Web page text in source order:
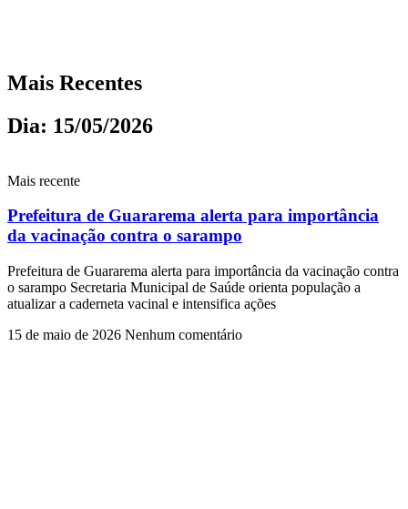
Mais Recentes
Dia: 15/05/2026
Mais recente
Prefeitura de Guararema alerta para importância
da vacinação contra o sarampo
Prefeitura de Guararema alerta para importância da vacinação contra
o sarampo Secretaria Municipal de Saúde orienta população a
atualizar a caderneta vacinal e intensifica ações
15 de maio de 2026 Nenhum comentário